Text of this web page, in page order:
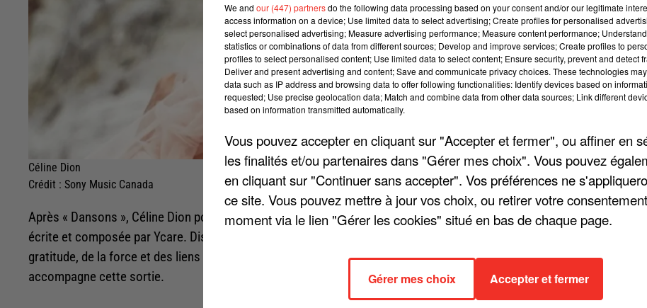
Céline Dion
Crédit : Sony Music Canada
Après « Dansons », Céline Dion poursuit son retour musical avec « Bonjour, Pardon, Merci », une chanson inédite
écrite et composée par Ycare. Disponible dès à présent dans le monde entier, ce titre met en avant les thèmes de la
gratitude, de la force et des liens humains. Une lyric video animée, réalisée par l'artiste sino-canadien Yoho Yue,
accompagne cette sortie.
We and our (447) partnersdo the following data processing based on your consent and/or our legitimate
access information on a device; Use limited data to select advertising; Create profiles for personalised
select personalised advertising; Measure advertising performance; Measure content performance;
statistics or combinations of data from different sources; Develop and improve services; Create profiles to
profiles to select personalised content; Use limited data to select content; Ensure security, prevent and detect
Deliver and present advertising and content; Save and communicate privacy choices. These technologies
data such as IP address and browsing data to offer following functionalities: Identify devices based on
requested; Use precise geolocation data; Match and combine data from other data sources; Link different
based on information transmitted automatically.
Vous pouvez accepter en cliquant sur "Accepter et fermer", ou affiner en
les finalités et/ou partenaires dans "Gérer mes choix". Vous pouvez
en cliquant sur "Continuer sans accepter". Vos préférences ne
ce site. Vous pouvez mettre à jour vos choix, ou retirer votre
moment via le lien "Gérer les cookies" situé en bas de chaque page.
Gérer mes choix Accepter et fermer